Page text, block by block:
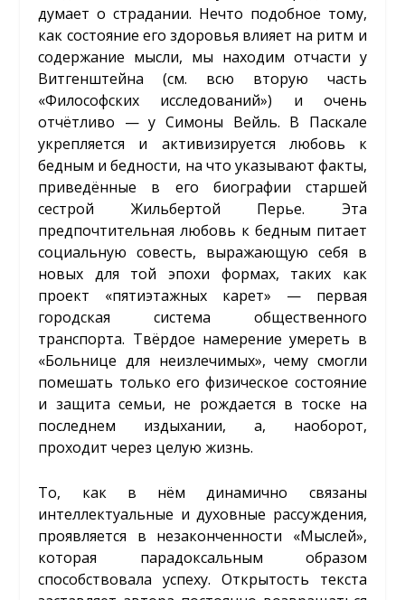
думает о страдании. Нечто подобное тому,
как состояние его здоровья влияет на ритм и
содержание мысли, мы находим отчасти у
Витгенштейна (см. всю вторую часть
«Философских исследований») и очень
отчётливо — у Симоны Вейль. В Паскале
укрепляется и активизируется любовь к
бедным и бедности, на что указывают факты,
приведённые в его биографии старшей
сестрой Жильбертой Перье. Эта
предпочтительная любовь к бедным питает
социальную совесть, выражающую себя в
новых для той эпохи формах, таких как
проект «пятиэтажных карет» — первая
городская система общественного
транспорта. Твёрдое намерение умереть в
«Больнице для неизлечимых», чему смогли
помешать только его физическое состояние
и защита семьи, не рождается в тоске на
последнем издыхании, а, наоборот,
проходит через целую жизнь.
То, как в нём динамично связаны
интеллектуальные и духовные рассуждения,
проявляется в незаконченности «Мыслей»,
которая парадоксальным образом
способствовала успеху. Открытость текста